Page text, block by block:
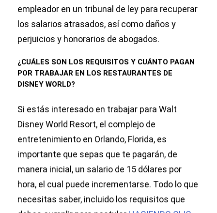
empleador en un tribunal de ley para recuperar
los salarios atrasados, así como daños y
perjuicios y honorarios de abogados.
¿CUÁLES SON LOS REQUISITOS Y CUÁNTO PAGAN
POR TRABAJAR EN LOS RESTAURANTES DE
DISNEY WORLD?
Si estás interesado en trabajar para Walt
Disney World Resort, el complejo de
entretenimiento en Orlando, Florida, es
importante que sepas que te pagarán, de
manera inicial, un salario de 15 dólares por
hora, el cual puede incrementarse. Todo lo que
necesitas saber, incluido los requisitos que